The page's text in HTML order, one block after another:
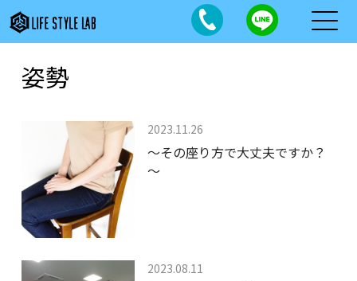
姿勢
2023.11.26
～その座り方で大丈夫ですか？
～
2023.08.11